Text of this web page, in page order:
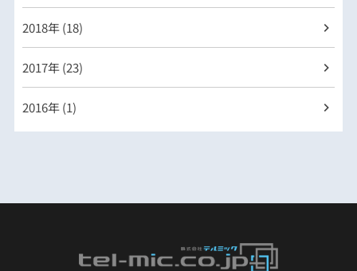
2018年 (18)
2017年 (23)
2016年 (1)